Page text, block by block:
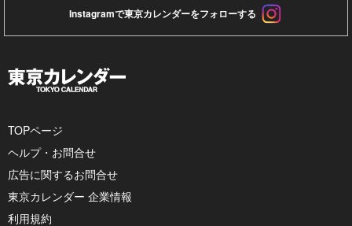
Instagramで東京カレンダーをフォローする
TOPページ
ヘルプ・お問合せ
広告に関するお問合せ
東京カレンダー 企業情報
利用規約